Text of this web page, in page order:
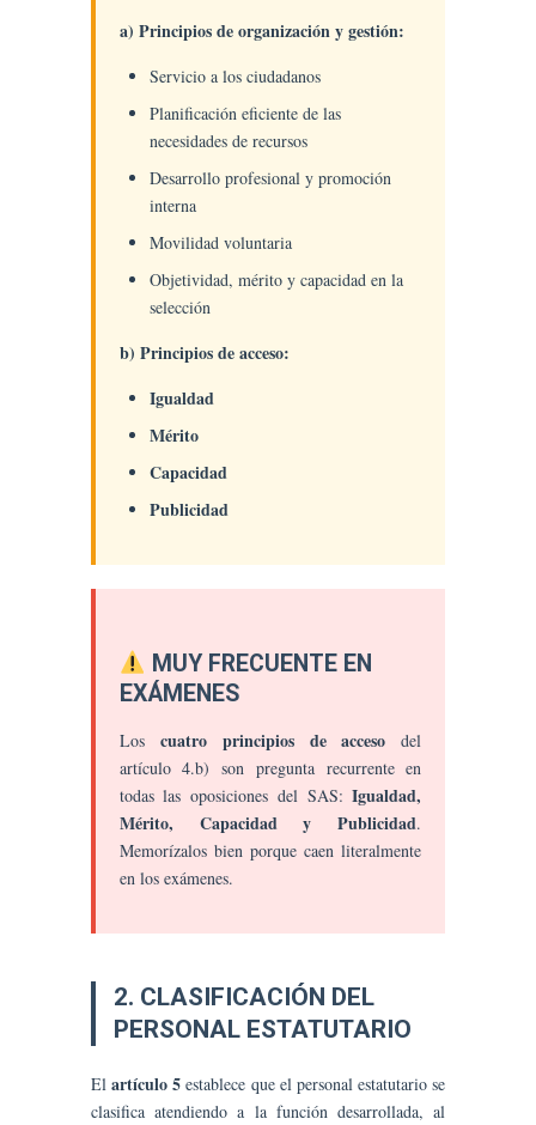
a) Principios de organización y gestión:
Servicio a los ciudadanos
Planificación eficiente de las
necesidades de recursos
Desarrollo profesional y promoción
interna
Movilidad voluntaria
Objetividad, mérito y capacidad en la
selección
b) Principios de acceso:
Igualdad
Mérito
Capacidad
Publicidad
MUY FRECUENTE EN
EXÁMENES
Los cuatro principios de acceso del
artículo 4.b) son pregunta recurrente en
todas las oposiciones del SAS:Igualdad,
Mérito, Capacidad y Publicidad.
Memorízalos bien porque caen literalmente
en los exámenes.
2. CLASIFICACIÓN DEL
PERSONAL ESTATUTARIO
El artículo 5 establece que el personal estatutario se
clasifica atendiendo a la función desarrollada, al